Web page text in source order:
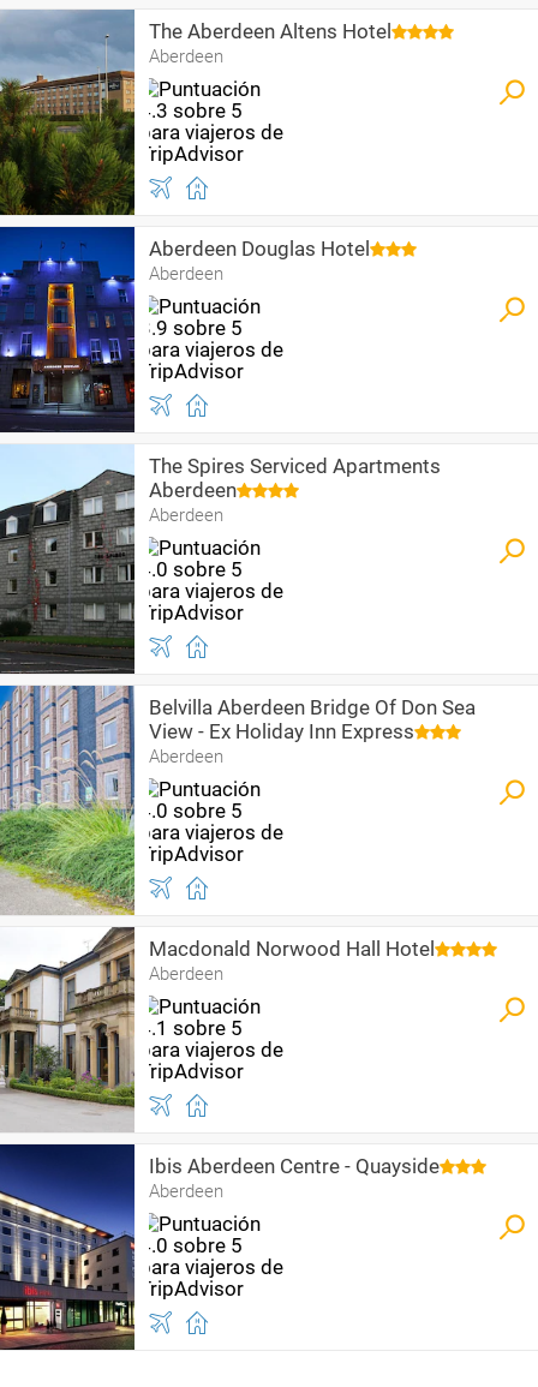
The Aberdeen Altens Hotel
Aberdeen
Aberdeen Douglas Hotel
Aberdeen
The Spires Serviced Apartments
Aberdeen
Aberdeen
Belvilla Aberdeen Bridge Of Don Sea
View - Ex Holiday Inn Express
Aberdeen
Macdonald Norwood Hall Hotel
Aberdeen
Ibis Aberdeen Centre - Quayside
Aberdeen